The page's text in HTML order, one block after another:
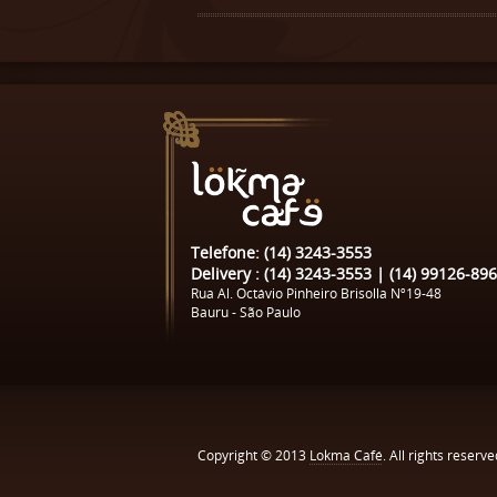
Telefone: (14) 3243-3553
Delivery : (14) 3243-3553 | (14) 99126-
Rua Al. Octávio Pinheiro Brisolla Nº19-48
Bauru - São Paulo
Copyright © 2013 Lokma Café. All rights